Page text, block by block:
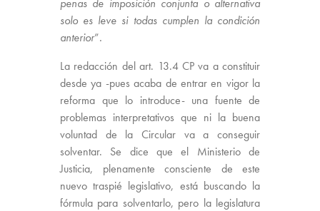
penas de imposición conjunta o alternativa
solo es leve si todas cumplen la condición
anterior”.
La redacción del art. 13.4 CP va a constituir
desde ya -pues acaba de entrar en vigor la
reforma que lo introduce- una fuente de
problemas interpretativos que ni la buena
voluntad de la Circular va a conseguir
solventar. Se dice que el Ministerio de
Justicia, plenamente consciente de este
nuevo traspié legislativo, está buscando la
fórmula para solventarlo, pero la legislatura